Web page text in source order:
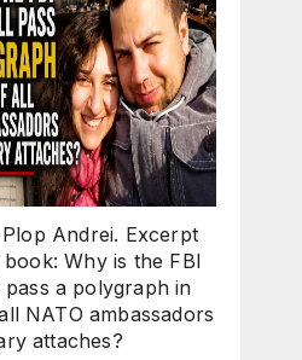
Plop Andrei. Excerpt
Why is the FBI
pass a polygraph in
NATO ambassadors
attaches?